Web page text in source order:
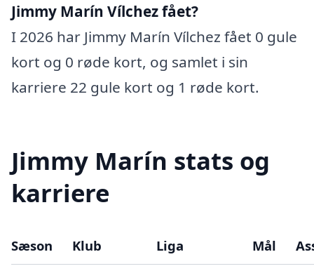
Jimmy Marín Vílchez fået?
I 2026 har Jimmy Marín Vílchez fået 0 gule
kort og 0 røde kort, og samlet i sin
karriere 22 gule kort og 1 røde kort.
Jimmy Marín stats og
karriere
Sæson Klub Liga Mål